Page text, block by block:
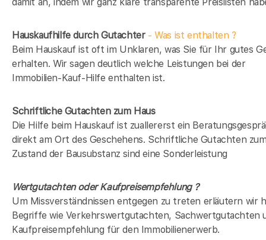
Hauskaufhilfe durch Gutachter- Was ist enthalten ?
Beim Hauskauf ist oft im Unklaren, was Sie für Ihr gutes
erhalten. Wir sagen deutlich welche Leistungen bei der
Immobilien-Kauf-Hilfe enthalten ist.
Schriftliche Gutachten zum Haus
Die Hilfe beim Hauskauf ist zuallererst ein
direkt am Ort des Geschehens. Schriftliche Gutachten
Zustand der Bausubstanz sind eine Sonderleistung
Wertgutachten oder Kaufpreisempfehlung ?
Um Missverständnissen entgegen zu treten erläutern wir
Begriffe wie Verkehrswertgutachten, Sachwertgutachten
Kaufpreisempfehlung für den Immobilienerwerb.